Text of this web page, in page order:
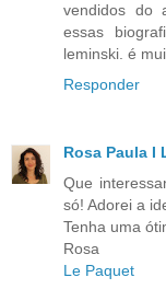
vendidos do
essas
leminski. é
Responder
Rosa Paula I
Que
só! Adorei a
Tenha uma
Rosa
Le Paquet